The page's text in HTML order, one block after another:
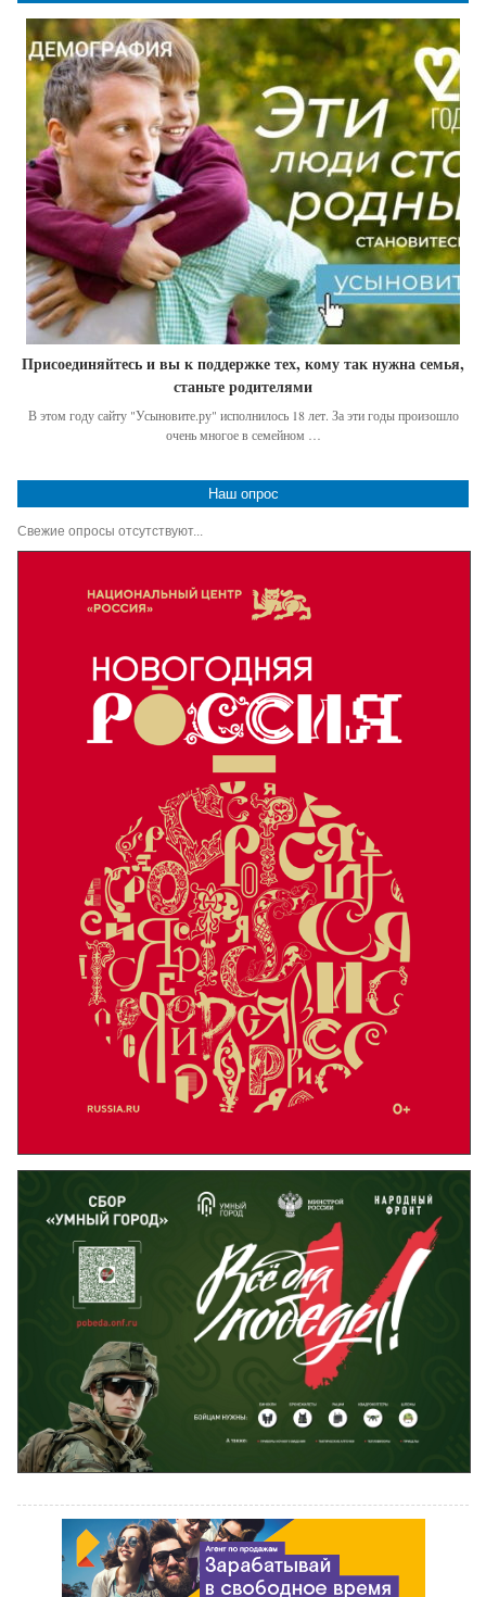
Присоединяйтесь и вы к поддержке тех, кому так нужна семья,
станьте родителями
В этом году сайту "Усыновите.ру" исполнилось 18 лет. За эти годы произошло
очень многое в семейном …
Наш опрос
Свежие опросы отсутствуют...